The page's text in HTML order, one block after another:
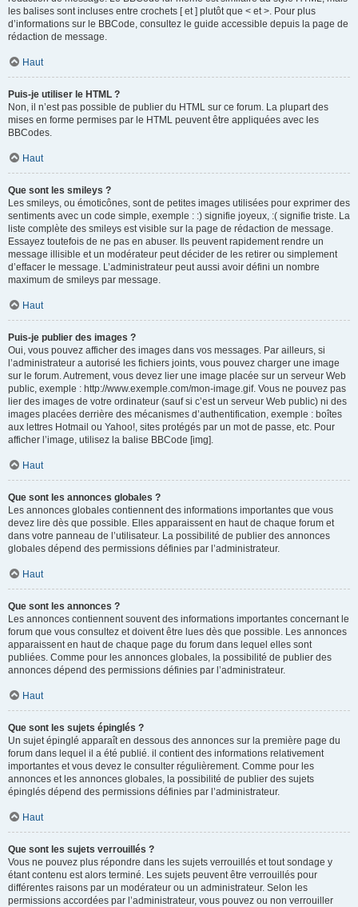
les balises sont incluses entre crochets [ et ] plutôt que < et >. Pour plus
d’informations sur le BBCode, consultez le guide accessible depuis la page de
rédaction de message.
Haut
Puis-je utiliser le HTML ?
Non, il n’est pas possible de publier du HTML sur ce forum. La plupart des
mises en forme permises par le HTML peuvent être appliquées avec les
BBCodes.
Haut
Que sont les smileys ?
Les smileys, ou émoticônes, sont de petites images utilisées pour exprimer des
sentiments avec un code simple, exemple : :) signifie joyeux, :( signifie triste. La
liste complète des smileys est visible sur la page de rédaction de message.
Essayez toutefois de ne pas en abuser. Ils peuvent rapidement rendre un
message illisible et un modérateur peut décider de les retirer ou simplement
d’effacer le message. L’administrateur peut aussi avoir défini un nombre
maximum de smileys par message.
Haut
Puis-je publier des images ?
Oui, vous pouvez afficher des images dans vos messages. Par ailleurs, si
l’administrateur a autorisé les fichiers joints, vous pouvez charger une image
sur le forum. Autrement, vous devez lier une image placée sur un serveur Web
public, exemple : http://www.exemple.com/mon-image.gif. Vous ne pouvez pas
lier des images de votre ordinateur (sauf si c’est un serveur Web public) ni des
images placées derrière des mécanismes d’authentification, exemple : boîtes
aux lettres Hotmail ou Yahoo!, sites protégés par un mot de passe, etc. Pour
afficher l’image, utilisez la balise BBCode [img].
Haut
Que sont les annonces globales ?
Les annonces globales contiennent des informations importantes que vous
devez lire dès que possible. Elles apparaissent en haut de chaque forum et
dans votre panneau de l’utilisateur. La possibilité de publier des annonces
globales dépend des permissions définies par l’administrateur.
Haut
Que sont les annonces ?
Les annonces contiennent souvent des informations importantes concernant le
forum que vous consultez et doivent être lues dès que possible. Les annonces
apparaissent en haut de chaque page du forum dans lequel elles sont
publiées. Comme pour les annonces globales, la possibilité de publier des
annonces dépend des permissions définies par l’administrateur.
Haut
Que sont les sujets épinglés ?
Un sujet épinglé apparaît en dessous des annonces sur la première page du
forum dans lequel il a été publié. il contient des informations relativement
importantes et vous devez le consulter régulièrement. Comme pour les
annonces et les annonces globales, la possibilité de publier des sujets
épinglés dépend des permissions définies par l’administrateur.
Haut
Que sont les sujets verrouillés ?
Vous ne pouvez plus répondre dans les sujets verrouillés et tout sondage y
étant contenu est alors terminé. Les sujets peuvent être verrouillés pour
différentes raisons par un modérateur ou un administrateur. Selon les
permissions accordées par l’administrateur, vous pouvez ou non verrouiller